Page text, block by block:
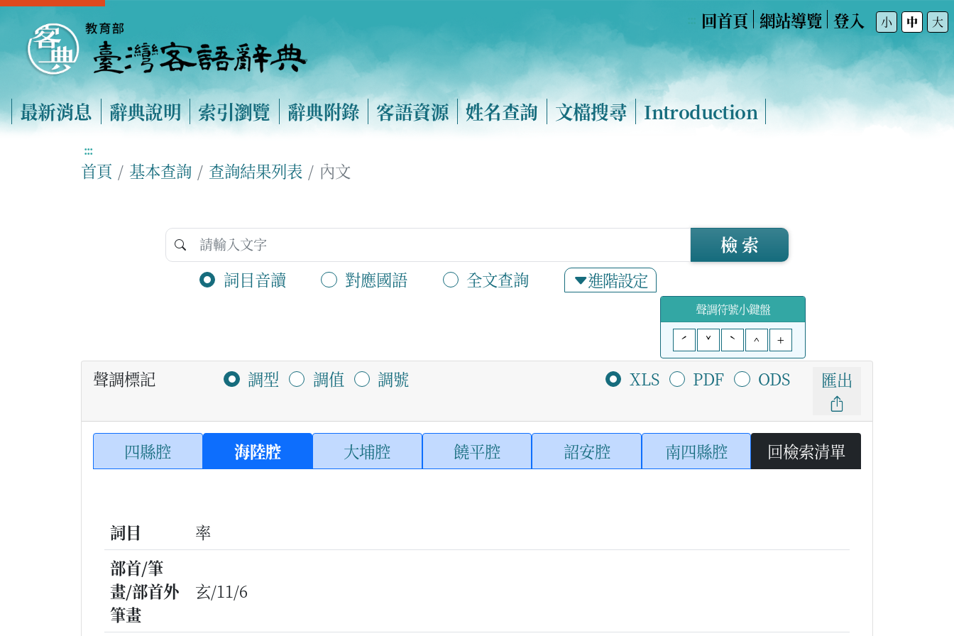
回首頁 網站導覽 登入 小 中 大
最新消息 辭典說明 索引瀏覽 辭典附錄 客語資源 姓名查詢 文檔搜尋 Introduction
:::
首頁 基本查詢 查詢結果列表 內文
詞目音讀 對應國語 全文查詢 進階設定
檢 索
聲調符號小鍵盤
ˊ
ˇ ˋ ^ +
聲調標記 調型 調值 調號 XLS PDF ODS 匯出
四縣腔 海陸腔 大埔腔 饒平腔 詔安腔 南四縣腔 回檢索清單
詞目
率
部首/筆
畫/部首外
筆畫
玄/11/6